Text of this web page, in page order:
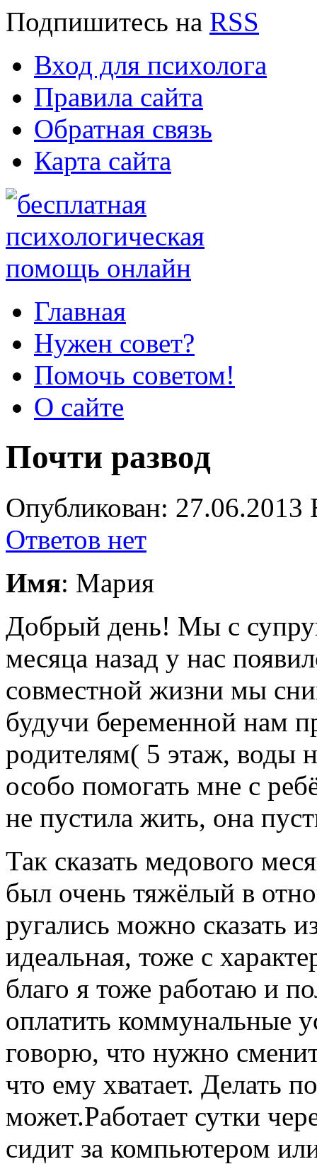
Подпишитесь на RSS
Вход для психолога
Правила сайта
Обратная связь
Карта сайта
Главная
Нужен совет?
Помочь советом!
О сайте
Почти развод
Опубликован:
Ответов нет
Имя: Мария
Добрый день! Мы с
месяца назад у нас
совместной жизни мы
будучи беременной нам
родителям( 5 этаж, воды
особо помогать мне с
не пустила жить, она
Так сказать медового
был очень тяжёлый в
ругались можно сказать
идеальная, тоже с
благо я тоже работаю и
оплатить коммунальные
говорю, что нужно
что ему хватает. Делать
может.Работает сутки
сидит за компьютером